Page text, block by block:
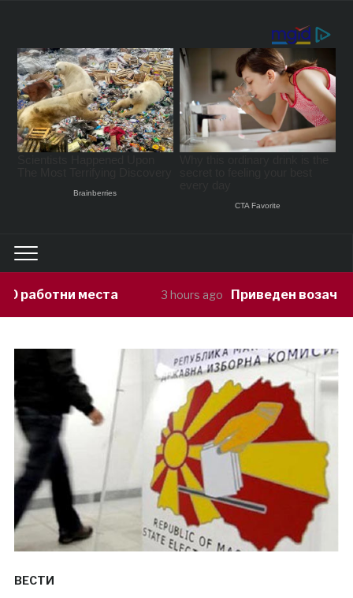
3 hours ago Приведен возач кој ја предизвикал
ВЕСТИ